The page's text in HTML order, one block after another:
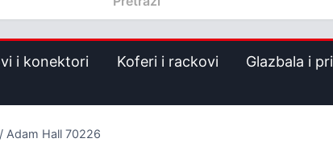
i konektori Koferi i rackovi Glazbala i
/ Adam Hall 70226